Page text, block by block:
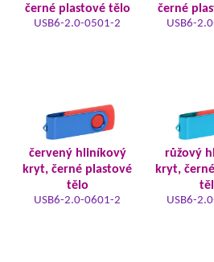
černé plastové tělo
USB6-2.0-0501-2
černé
USB6-
červený hliníkový
kryt, černé plastové
tělo
USB6-2.0-0601-2
růžový
kryt,
USB6-